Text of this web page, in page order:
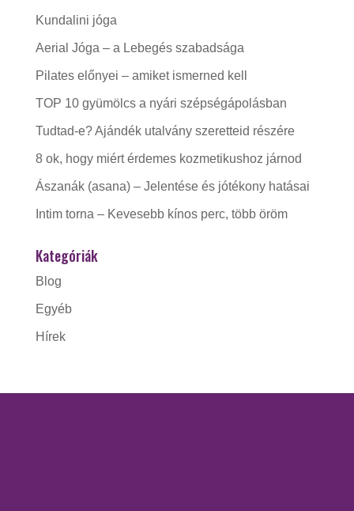
Kundalini jóga
Aerial Jóga – a Lebegés szabadsága
Pilates előnyei – amiket ismerned kell
TOP 10 gyümölcs a nyári szépségápolásban
Tudtad-e? Ajándék utalvány szeretteid részére
8 ok, hogy miért érdemes kozmetikushoz járnod
Ászanák (asana) – Jelentése és jótékony hatásai
Intim torna – Kevesebb kínos perc, több öröm
Kategóriák
Blog
Egyéb
Hírek